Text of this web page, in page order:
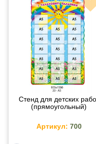
Стенд для детских
(прямоугольный)
Артикул: 700